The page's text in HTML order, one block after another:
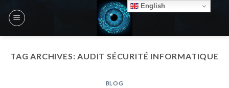
TAG ARCHIVES:AUDIT SÉCURITÉ INFORMATIQUE
BLOG
English